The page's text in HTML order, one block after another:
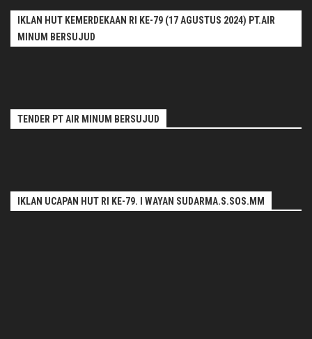
IKLAN HUT KEMERDEKAAN RI KE-79 (17 AGUSTUS 2024) PT.AIR
MINUM BERSUJUD
TENDER PT AIR MINUM BERSUJUD
IKLAN UCAPAN HUT RI KE-79. I WAYAN SUDARMA.S.SOS.MM